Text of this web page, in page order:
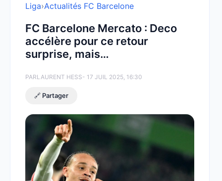
Liga›Actualités FC Barcelone
FC Barcelone Mercato : Deco
accélère pour ce retour
surprise, mais…
PARLAURENT HESS- 17 JUIL 2025, 16:30
🔗 Partager